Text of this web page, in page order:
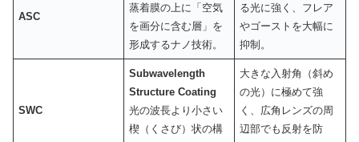
ASC
蒸着膜の上に「空気
を画分に含む層」を
形成するナノ技術。
る光に強く、フレア
やゴーストを大幅に
抑制。
SWC
Subwavelength
Structure Coating
光の波長より小さい
楔（くさび）状の構
大きな入射角（斜め
の光）に極めて強
く、広角レンズの周
辺部でも反射を防